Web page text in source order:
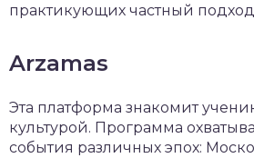
практикующих частный
Arzamas
Эта платформа знакомит
культурой. Программа
события различных эпох: